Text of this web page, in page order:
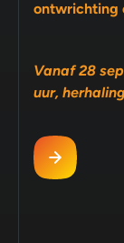
ontwrichting
Vanaf 28
uur,